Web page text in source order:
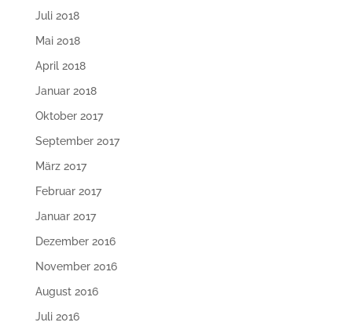
Juli 2018
Mai 2018
April 2018
Januar 2018
Oktober 2017
September 2017
März 2017
Februar 2017
Januar 2017
Dezember 2016
November 2016
August 2016
Juli 2016